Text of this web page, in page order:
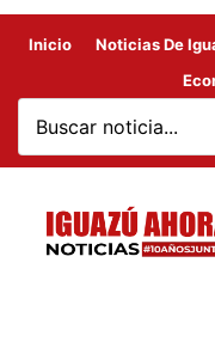
Inicio Noticias De